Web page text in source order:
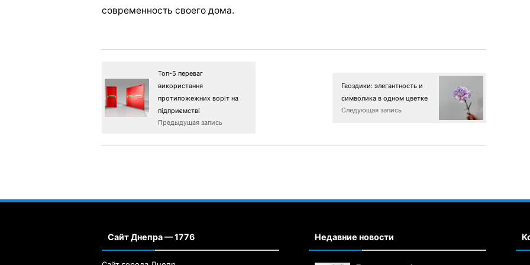
современность своего дома.
Топ-5 переваг
використання
протипожежних воріт на
підприємстві
Предыдущая запись
Гвоздики: элегантность и
символика в одном цветке
Следующая запись
Сайт Днепра — 1776 Недавние новости